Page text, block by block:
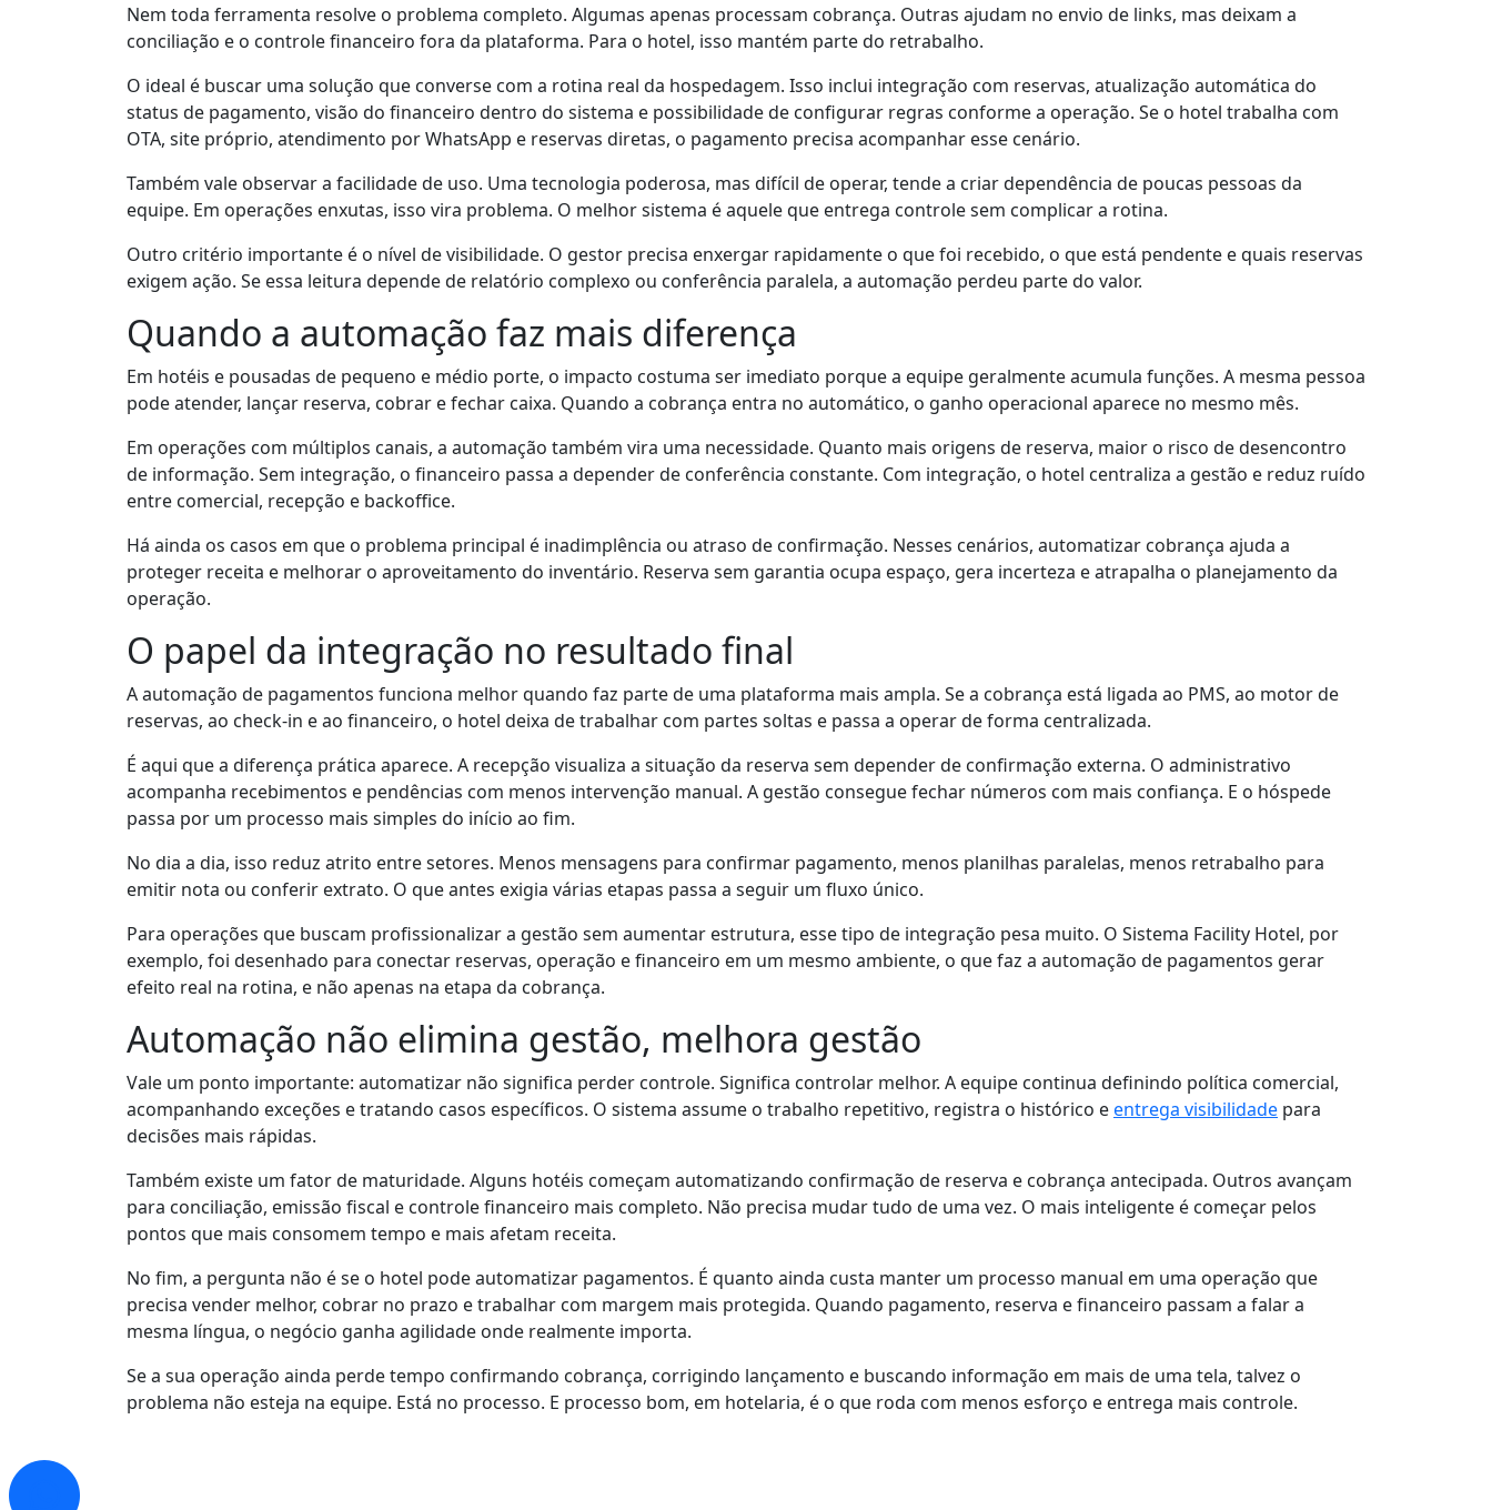
Nem toda ferramenta resolve o problema completo. Algumas apenas processam cobrança. Outras ajudam no envio de links, mas deixam a
conciliação e o controle financeiro fora da plataforma. Para o hotel, isso mantém parte do retrabalho.
O ideal é buscar uma solução que converse com a rotina real da hospedagem. Isso inclui integração com reservas, atualização automática do
status de pagamento, visão do financeiro dentro do sistema e possibilidade de configurar regras conforme a operação. Se o hotel trabalha com
OTA, site próprio, atendimento por WhatsApp e reservas diretas, o pagamento precisa acompanhar esse cenário.
Também vale observar a facilidade de uso. Uma tecnologia poderosa, mas difícil de operar, tende a criar dependência de poucas pessoas da
equipe. Em operações enxutas, isso vira problema. O melhor sistema é aquele que entrega controle sem complicar a rotina.
Outro critério importante é o nível de visibilidade. O gestor precisa enxergar rapidamente o que foi recebido, o que está pendente e quais reservas
exigem ação. Se essa leitura depende de relatório complexo ou conferência paralela, a automação perdeu parte do valor.
Quando a automação faz mais diferença
Em hotéis e pousadas de pequeno e médio porte, o impacto costuma ser imediato porque a equipe geralmente acumula funções. A mesma pessoa
pode atender, lançar reserva, cobrar e fechar caixa. Quando a cobrança entra no automático, o ganho operacional aparece no mesmo mês.
Em operações com múltiplos canais, a automação também vira uma necessidade. Quanto mais origens de reserva, maior o risco de desencontro
de informação. Sem integração, o financeiro passa a depender de conferência constante. Com integração, o hotel centraliza a gestão e reduz ruído
entre comercial, recepção e backoffice.
Há ainda os casos em que o problema principal é inadimplência ou atraso de confirmação. Nesses cenários, automatizar cobrança ajuda a
proteger receita e melhorar o aproveitamento do inventário. Reserva sem garantia ocupa espaço, gera incerteza e atrapalha o planejamento da
operação.
O papel da integração no resultado final
A automação de pagamentos funciona melhor quando faz parte de uma plataforma mais ampla. Se a cobrança está ligada ao PMS, ao motor de
reservas, ao check-in e ao financeiro, o hotel deixa de trabalhar com partes soltas e passa a operar de forma centralizada.
É aqui que a diferença prática aparece. A recepção visualiza a situação da reserva sem depender de confirmação externa. O administrativo
acompanha recebimentos e pendências com menos intervenção manual. A gestão consegue fechar números com mais confiança. E o hóspede
passa por um processo mais simples do início ao fim.
No dia a dia, isso reduz atrito entre setores. Menos mensagens para confirmar pagamento, menos planilhas paralelas, menos retrabalho para
emitir nota ou conferir extrato. O que antes exigia várias etapas passa a seguir um fluxo único.
Para operações que buscam profissionalizar a gestão sem aumentar estrutura, esse tipo de integração pesa muito. O Sistema Facility Hotel, por
exemplo, foi desenhado para conectar reservas, operação e financeiro em um mesmo ambiente, o que faz a automação de pagamentos gerar
efeito real na rotina, e não apenas na etapa da cobrança.
Automação não elimina gestão, melhora gestão
Vale um ponto importante: automatizar não significa perder controle. Significa controlar melhor. A equipe continua definindo política comercial,
acompanhando exceções e tratando casos específicos. O sistema assume o trabalho repetitivo, registra o histórico eentrega visibilidade para
decisões mais rápidas.
Também existe um fator de maturidade. Alguns hotéis começam automatizando confirmação de reserva e cobrança antecipada. Outros avançam
para conciliação, emissão fiscal e controle financeiro mais completo. Não precisa mudar tudo de uma vez. O mais inteligente é começar pelos
pontos que mais consomem tempo e mais afetam receita.
No fim, a pergunta não é se o hotel pode automatizar pagamentos. É quanto ainda custa manter um processo manual em uma operação que
precisa vender melhor, cobrar no prazo e trabalhar com margem mais protegida. Quando pagamento, reserva e financeiro passam a falar a
mesma língua, o negócio ganha agilidade onde realmente importa.
Se a sua operação ainda perde tempo confirmando cobrança, corrigindo lançamento e buscando informação em mais de uma tela, talvez o
problema não esteja na equipe. Está no processo. E processo bom, em hotelaria, é o que roda com menos esforço e entrega mais controle.